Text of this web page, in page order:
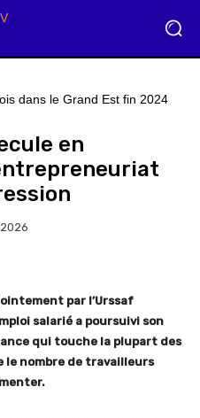
en
par l’Urssaf
salarié a poursuivi son
qui touche la plupart des
le nombre de travailleurs